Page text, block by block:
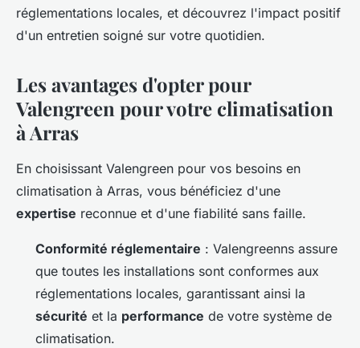
réglementations locales, et découvrez l'impact positif
d'un entretien soigné sur votre quotidien.
Les avantages d'opter pour
Valengreen pour votre climatisation
à Arras
En choisissant Valengreen pour vos besoins en
climatisation à Arras, vous bénéficiez d'une
expertise reconnue et d'une fiabilité sans faille.
Conformité réglementaire : Valengreenns assure
que toutes les installations sont conformes aux
réglementations locales, garantissant ainsi la
sécurité et la performance de votre système de
climatisation.